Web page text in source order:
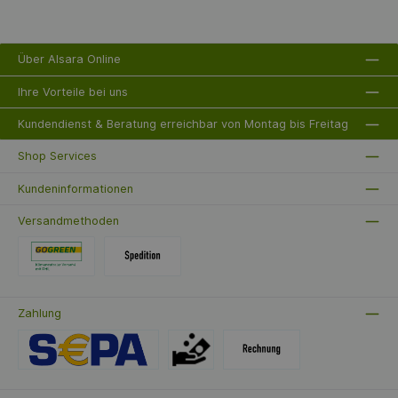
Über Alsara Online
Ihre Vorteile bei uns
Kundendienst & Beratung erreichbar von Montag bis Freitag
Shop Services
Kundeninformationen
Versandmethoden
Zahlung